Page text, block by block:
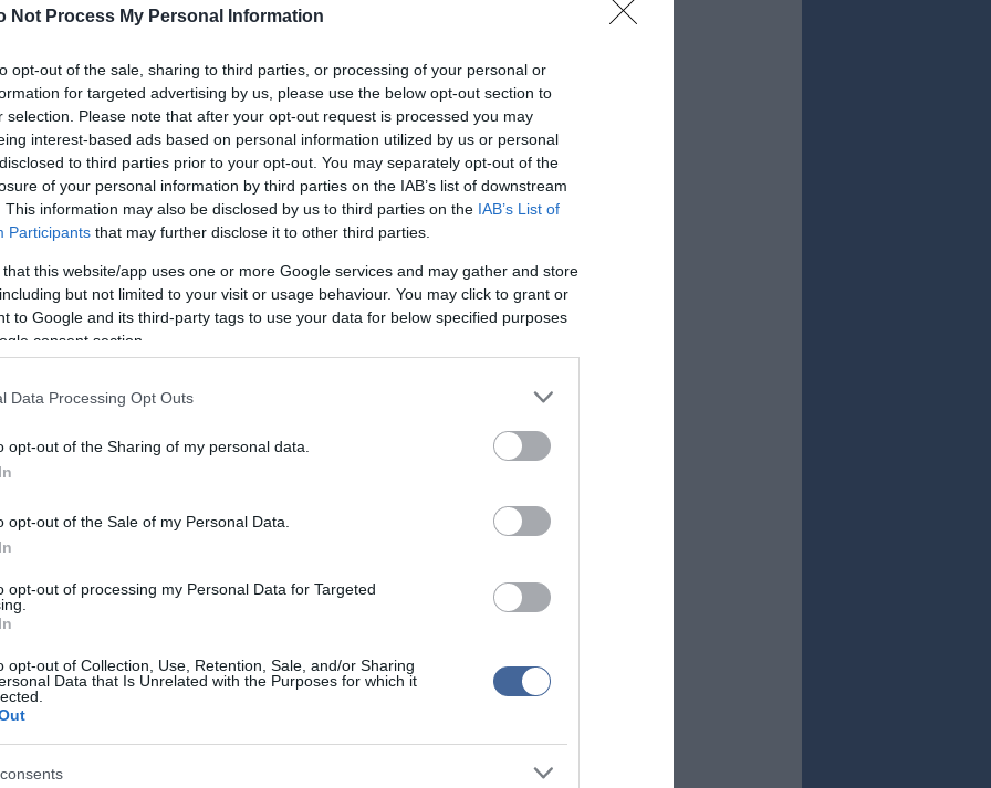
Not Process My Personal Information
opt-out of the sale, sharing to third parties, or processing of your personal or
for targeted advertising by us, please use the below opt-out section to
selection. Please note that after your opt-out request is processed you may
interest-based ads based on personal information utilized by us or personal
to third parties prior to your opt-out. You may separately opt-out of the
of your personal information by third parties on the IAB’s list of downstream
This information may also be disclosed by us to third parties on the IAB’s List of
Participants that may further disclose it to other third parties.
that this website/app uses one or more Google services and may gather and store
but not limited to your visit or usage behaviour. You may click to grant or
to Google and its third-party tags to use your data for below specified purposes
consent section.
Data Processing Opt Outs
opt-out of the Sharing of my personal data.
opt-out of the Sale of my Personal Data.
opt-out of processing my Personal Data for Targeted
opt-out of Collection, Use, Retention, Sale, and/or Sharing
Data that Is Unrelated with the Purposes for which it
ez az egyetlen alkotmányos választása, amely
20 év alatt meghozott határozataival.
kötelezettségem, hogy az
aláírjam és kihirdessem"
- jelentette ki.
hiszek abban, hogy közös jövőnket azzal
ha minden körülmények között ragaszkodunk
Biztosan tudom, hogy sok millióan vannak,
így gondolkodnak, és így is cselekednek. Én is ezt
nemzetünk mindazon tagjaival együtt, akik a napi
túlmutató rendet, biztonságot, jogállamot,
annyit tesz, mint minden körülmények között
eleget tenni kötelezettségeinknek. Azokat a
dologban politikai nemzetünk minden tagja
mindenki és minden körülmények között, a
szerint megtegye azt, ami a dolga. Ez az, amit
el egymástól, és ez az, aminél nem szabad
egyig úgy gondolják, hogy ebből a feladatból a
is ki kell vennie a részét.
hosszú órákat töltöttem azzal, hogy
módosításának elfogadása kapcsán
szakértők okos - és olykor indulatoktól vagy politikai